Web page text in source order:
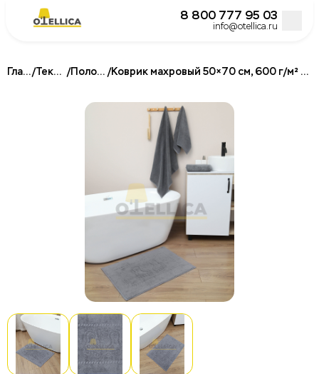
8 800 777 95 03
info@otellica.ru
Постельное белье для гостиниц и отелей
Подушки для гостиниц и отелей
Одеяла для гостиниц и отелей
Наматрасники и топперы
Халаты для отелей и гостиниц
Полотенца для гостиниц и отелей
Кровати
Матрасы для отелей и гостиниц
Бокс спринги
Столы для отелей и гостиниц
Стулья для отелей и гостиниц
Главная/ Текстиль / Полотенца / Коврик махровый 50×70 см, 600 г/м² для гостиниц и отелей